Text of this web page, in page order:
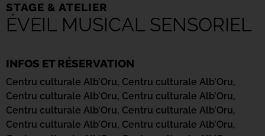
STAGE & ATELIER
ÉVEIL MUSICAL SENSORIEL
INFOS ET RÉSERVATION
Centru culturale Alb’Oru, Centru culturale Alb’Oru,
Centru culturale Alb’Oru, Centru culturale Alb’Oru,
Centru culturale Alb’Oru, Centru culturale Alb’Oru,
Centru culturale Alb’Oru, Centru culturale Alb’Oru,